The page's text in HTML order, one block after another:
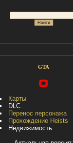
GTA
Карты
DLC
Перенос персонажа
Прохождение Heists
Недвижимость